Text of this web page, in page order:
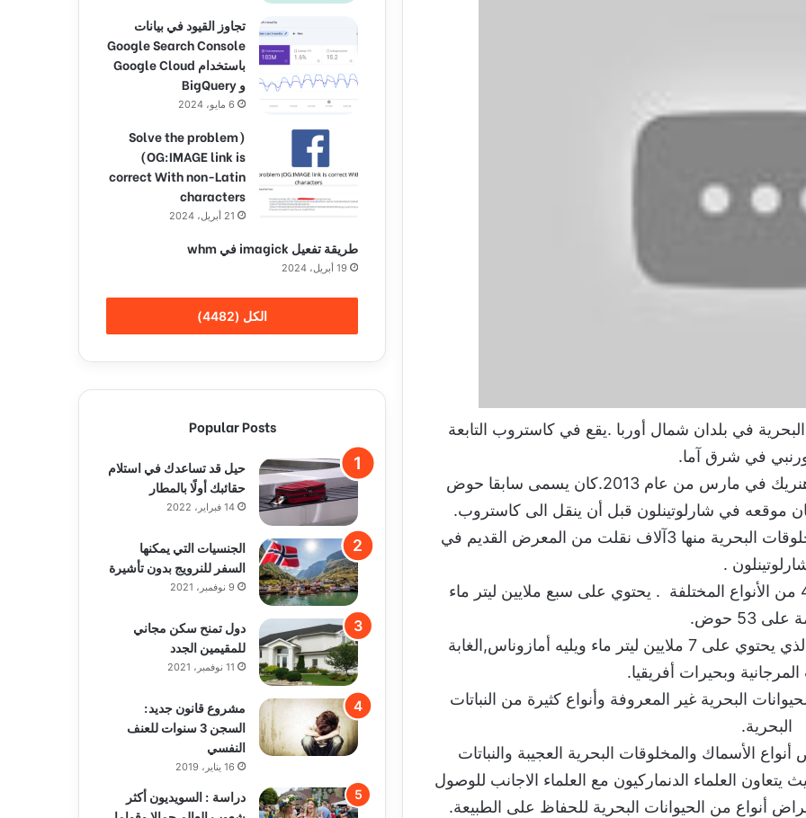
في بلدان شمال أوربا .يقع في كاستروب التابعة
في شرق آما.
تم افتتاحه من قبل الملكة مارغريتا والامير هنريك في مارس من عام 2013.كان يسمى سابقا حوض
يحتوي الكوكب الأزرق على 20 ألف من المخلوقات البحرية منها 3آلاف نقلت من المعرض القديم في
.
وتم شراء 17 ألف للمعرض الجديد منها 450 من الأنواع المختلفة . يحتوي على سبع ملايين ليتر ماء
53 حوض.
يعتبر من أكبر الأحواض المسماة المحيط, والذي يحتوي على 7 ملايين ليتر ماء ويليه أمازوناس,الغابة
وبحيرات أفريقيا.
البحرية غير المعروفة وأنواع كثيرة من النباتات
البحرية.
الأسماك والمخلوقات البحرية العجيبة والنباتات
يتعاون العلماء الدنماركيون مع العلماء الاجانب للوصول
أنواع من الحيوانات البحرية للحفاظ على الطبيعة.
تجاوز القيود في بيانات
Google Search Console
باستخدام Google Cloud
و BigQuery
6 مايو، 2024
(Solve the problem
(OG:IMAGE link is
correct With non-Latin
characters
21 أبريل، 2024
طريقة تفعيل imagick في whm
19 أبريل، 2024
الكل (4482)
Popular Posts
حيل قد تساعدك في استلام
حقائبك أولًا بالمطار
14 فبراير، 2022
الجنسيات التي يمكنها
السفر للنرويج بدون تأشيرة
9 نوفمبر، 2021
دول تمنح سكن مجاني
للمقيمين الجدد
11 نوفمبر، 2021
مشروع قانون جديد:
السجن 3 سنوات للعنف
النفسي
16 يناير، 2019
دراسة : السويديون أكثر